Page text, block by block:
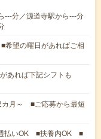
---分／源道寺駅から---分
希望の曜日があればご相
あれば下記シフトも
カ月～ ■ご応募から最短
払いOK ■扶養内OK ■